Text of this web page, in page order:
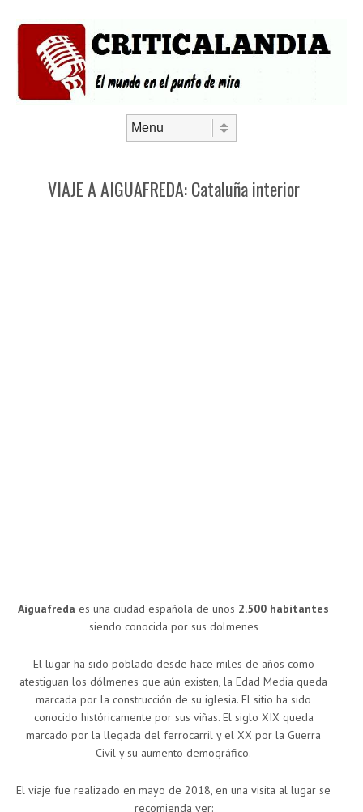
VIAJE A AIGUAFREDA: Cataluña interior
Aiguafreda es una ciudad española de unos 2.500 habitantes
siendo conocida por sus dolmenes
El lugar ha sido poblado desde hace miles de años como
atestiguan los dólmenes que aún existen, la Edad Media queda
marcada por la construcción de su iglesia. El sitio ha sido
conocido históricamente por sus viñas. El siglo XIX queda
marcado por la llegada del ferrocarril y el XX por la Guerra
Civil y su aumento demográfico.
El viaje fue realizado en mayo de 2018, en una visita al lugar se
recomienda ver: